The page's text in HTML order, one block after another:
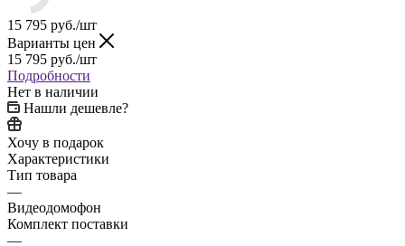
15 795 руб./шт
Варианты цен
15 795 руб./шт
Подробности
Нет в наличии
Нашли дешевле?
Хочу в подарок
Характеристики
Тип товара
—
Видеодомофон
Комплект поставки
—